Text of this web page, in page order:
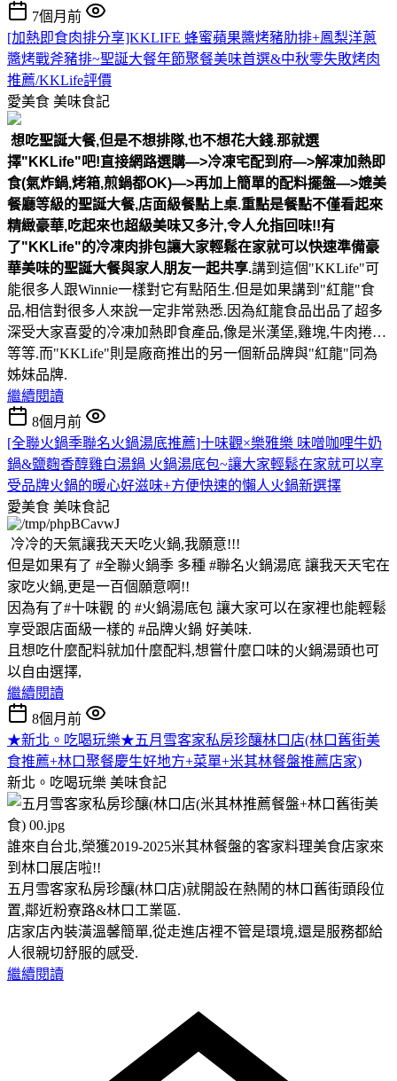
7個月前
[加熱即食肉排分享]KKLIFE 蜂蜜蘋果醬烤豬肋排+鳳梨洋蔥
醬烤戰斧豬排~聖誕大餐年節聚餐美味首選&中秋零失敗烤肉
推薦/KKLife評價
愛美食 美味食記
想吃聖誕大餐,但是不想排隊,也不想花大錢.那就選
擇"KKLife"吧!直接網路選購—>冷凍宅配到府—>解凍加熱即
食(氣炸鍋,烤箱,煎鍋都OK)—>再加上簡單的配料擺盤—>媲美
餐廳等級的聖誕大餐,店面級餐點上桌.重點是餐點不僅看起來
精緻豪華,吃起來也超級美味又多汁,令人允指回味!!有
了"KKLife"的冷凍肉排包讓大家輕鬆在家就可以快速準備豪
華美味的聖誕大餐與家人朋友一起共享.講到這個"KKLife"可
能很多人跟Winnie一樣對它有點陌生.但是如果講到"紅龍"食
品,相信對很多人來說一定非常熟悉.因為紅龍食品出品了超多
深受大家喜愛的冷凍加熱即食產品,像是米漢堡,雞塊,牛肉捲…
等等.而"KKLife"則是廠商推出的另一個新品牌與"紅龍"同為
姊妹品牌.
繼續閱讀
8個月前
[全聯火鍋季聯名火鍋湯底推薦]十味觀×樂雅樂 味噌咖哩牛奶
鍋&鹽麴香醇雞白湯鍋 火鍋湯底包~讓大家輕鬆在家就可以享
受品牌火鍋的暖心好滋味+方便快速的懶人火鍋新選擇
愛美食 美味食記
冷冷的天氣讓我天天吃火鍋,我願意!!!
但是如果有了 #全聯火鍋季 多種 #聯名火鍋湯底 讓我天天宅在
家吃火鍋,更是一百個願意啊!!
因為有了#十味觀 的 #火鍋湯底包 讓大家可以在家裡也能輕鬆
享受跟店面級一樣的 #品牌火鍋 好美味.
且想吃什麼配料就加什麼配料,想嘗什麼口味的火鍋湯頭也可
以自由選擇,
繼續閱讀
8個月前
★新北。吃喝玩樂★五月雪客家私房珍釀林口店(林口舊街美
食推薦+林口聚餐慶生好地方+菜單+米其林餐盤推薦店家)
新北。吃喝玩樂 美味食記
誰來自台北,榮獲2019-2025米其林餐盤的客家料理美食店家來
到林口展店啦!!
五月雪客家私房珍釀(林口店)就開設在熱鬧的林口舊街頭段位
置,鄰近粉寮路&林口工業區.
店家店內裝潢溫馨簡單,從走進店裡不管是環境,還是服務都給
人很親切舒服的感受.
繼續閱讀